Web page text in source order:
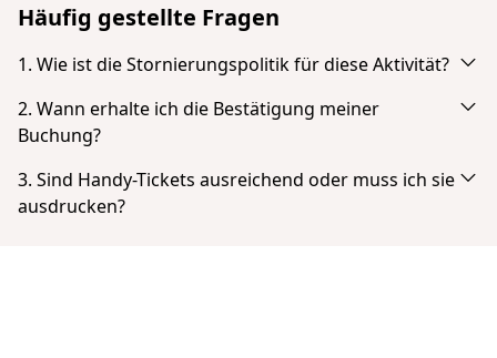
Häufig gestellte Fragen
1. Wie ist die Stornierungspolitik für diese Aktivität?
Stornierung bis zu 24 Stunden vor Beginn mit vollständiger
Rückerstattung.
2. Wann erhalte ich die Bestätigung meiner
Buchung?
Du erhältst eine E-Mail-Benachrichtigung direkt nach deiner
erfolgreichen Zahlung. Wenn du diese nicht in deinem
3. Sind Handy-Tickets ausreichend oder muss ich sie
ausdrucken?